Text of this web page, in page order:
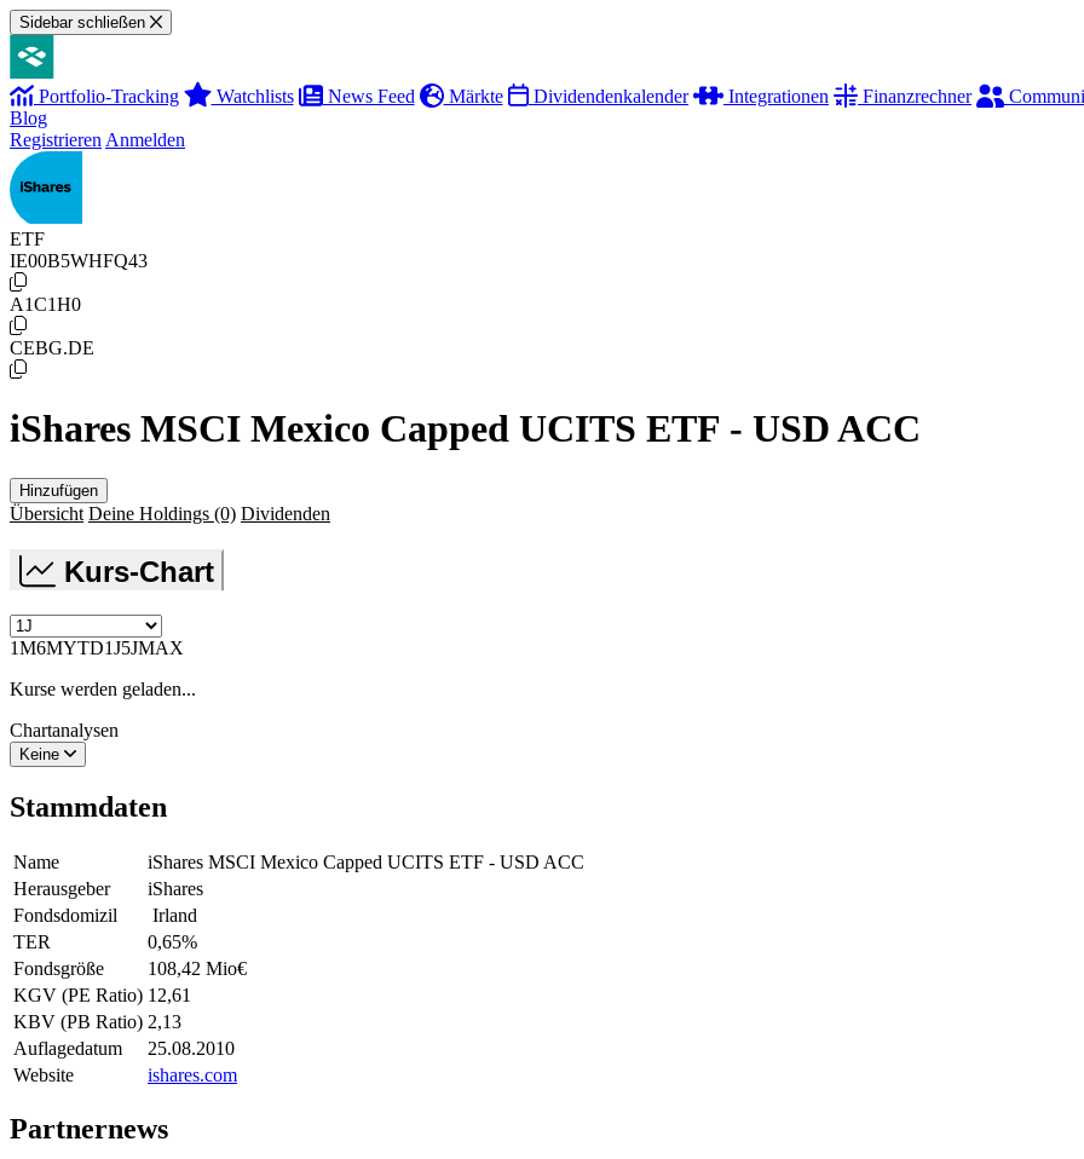
Sidebar schließen
Portfolio-Tracking Watchlists News Feed Märkte Dividendenkalender Integrationen Finanzrechner
Blog
Registrieren Anmelden
ETF
IE00B5WHFQ43
A1C1H0
CEBG.DE
iShares MSCI Mexico Capped UCITS ETF - USD ACC
Hinzufügen
Übersicht Deine Holdings (0) Dividenden
Kurs-Chart
1M6MYTD1J5JMAX
Kurse werden geladen...
Chartanalysen
Keine
Stammdaten
Name
iShares MSCI Mexico Capped UCITS ETF - USD ACC
Herausgeber
iShares
Fondsdomizil
Irland
TER
0,65%
Fondsgröße
108,42 Mio€
KGV (PE Ratio) 12,61
KBV (PB Ratio) 2,13
Auflagedatum
25.08.2010
Website
ishares.com
Partnernews